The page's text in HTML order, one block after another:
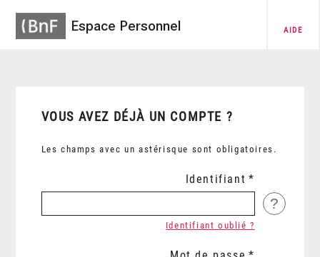
Espace Personnel AIDE
VOUS AVEZ DÉJÀ UN COMPTE ?
Les champs avec un astérisque sont obligatoires.
Identifiant
?
Identifiant oublié ?